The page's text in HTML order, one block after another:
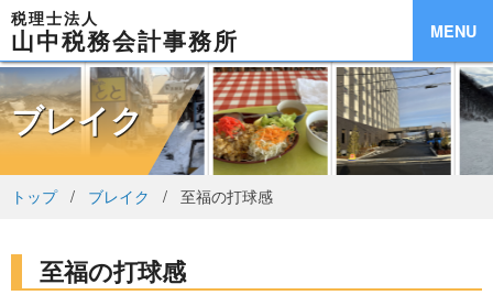
MENU
税理士法人
山中税務会計事務所
ブレイク
トップ ブレイク 至福の打球感
至福の打球感